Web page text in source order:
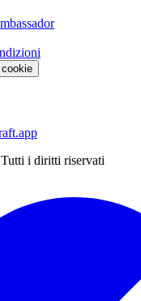
cookie
Tutti i diritti riservati